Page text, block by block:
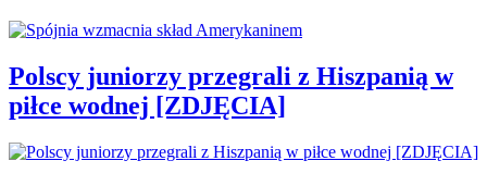
Polscy juniorzy przegrali z Hiszpanią w
piłce wodnej [ZDJĘCIA]